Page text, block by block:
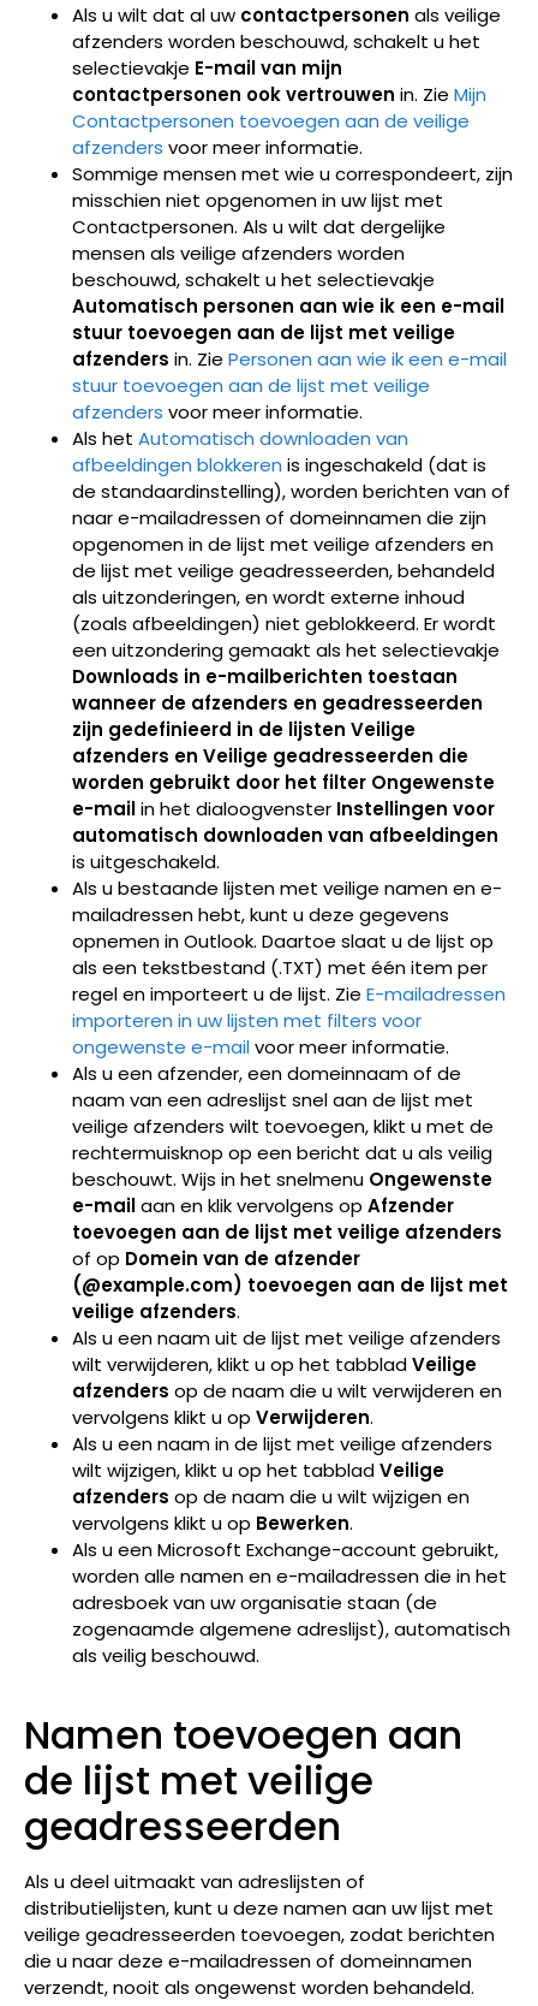
Als u wilt dat al uw contactpersonen als veilige
afzenders worden beschouwd, schakelt u het
selectievakje E-mail van mijn
contactpersonen ook vertrouwen in. Zie Mijn
Contactpersonen toevoegen aan de veilige
afzenders voor meer informatie.
Sommige mensen met wie u correspondeert, zijn
misschien niet opgenomen in uw lijst met
Contactpersonen. Als u wilt dat dergelijke
mensen als veilige afzenders worden
beschouwd, schakelt u het selectievakje
Automatisch personen aan wie ik een e-mail
stuur toevoegen aan de lijst met veilige
afzenders in. Zie Personen aan wie ik een e-mail
stuur toevoegen aan de lijst met veilige
afzenders voor meer informatie.
Als het Automatisch downloaden van
afbeeldingen blokkeren is ingeschakeld (dat is
de standaardinstelling), worden berichten van of
naar e-mailadressen of domeinnamen die zijn
opgenomen in de lijst met veilige afzenders en
de lijst met veilige geadresseerden, behandeld
als uitzonderingen, en wordt externe inhoud
(zoals afbeeldingen) niet geblokkeerd. Er wordt
een uitzondering gemaakt als het selectievakje
Downloads in e-mailberichten toestaan
wanneer de afzenders en geadresseerden
zijn gedefinieerd in de lijsten Veilige
afzenders en Veilige geadresseerden die
worden gebruikt door het filter Ongewenste
e-mailin het dialoogvenster Instellingen voor
automatisch downloaden van afbeeldingen
is uitgeschakeld.
Als u bestaande lijsten met veilige namen en e-
mailadressen hebt, kunt u deze gegevens
opnemen in Outlook. Daartoe slaat u de lijst op
als een tekstbestand (.TXT) met één item per
regel en importeert u de lijst. Zie E-mailadressen
importeren in uw lijsten met filters voor
ongewenste e-mailvoor meer informatie.
Als u een afzender, een domeinnaam of de
naam van een adreslijst snel aan de lijst met
veilige afzenders wilt toevoegen, klikt u met de
rechtermuisknop op een bericht dat u als veilig
beschouwt. Wijs in het snelmenu Ongewenste
e-mailaan en klik vervolgens op Afzender
toevoegen aan de lijst met veilige afzenders
of op Domein van de afzender
(@example.com) toevoegen aan de lijst met
veilige afzenders.
Als u een naam uit de lijst met veilige afzenders
wilt verwijderen, klikt u op het tabbladVeilige
afzenders op de naam die u wilt verwijderen en
vervolgens klikt u op Verwijderen.
Als u een naam in de lijst met veilige afzenders
wilt wijzigen, klikt u op het tabbladVeilige
afzenders op de naam die u wilt wijzigen en
vervolgens klikt u op Bewerken.
Als u een Microsoft Exchange-account gebruikt,
worden alle namen en e-mailadressen die in het
adresboek van uw organisatie staan (de
zogenaamde algemene adreslijst), automatisch
als veilig beschouwd.
Namen toevoegen aan
de lijst met veilige
geadresseerden
Als u deel uitmaakt van adreslijsten of
distributielijsten, kunt u deze namen aan uw lijst met
veilige geadresseerden toevoegen, zodat berichten
die u naar deze e-mailadressen of domeinnamen
verzendt, nooit als ongewenst worden behandeld.